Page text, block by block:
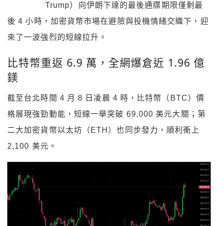
Trump）向伊朗下達的最後通牒期限僅剩最
後 4 小時，加密貨幣市場在避險與投機情緒交織下，迎
來了一波強烈的短線拉升。
比特幣重返 6.9 萬，全網爆倉近 1.96 億
鎂
截至台北時間 4 月 8 日凌晨 4 時，比特幣（BTC）價
格展現強勁動能，短線一舉突破 69,000 美元大關；第
二大加密貨幣以太坊（ETH）也同步發力，順利衝上
2,100 美元。